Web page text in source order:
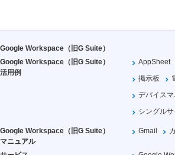
Google Workspace（旧G Suite）
Google Workspace（旧G Suite）
活用例
AppSheet
掲示板
デバイスマ
シングル
Google Workspace（旧G Suite）
マニュアル
Gmail